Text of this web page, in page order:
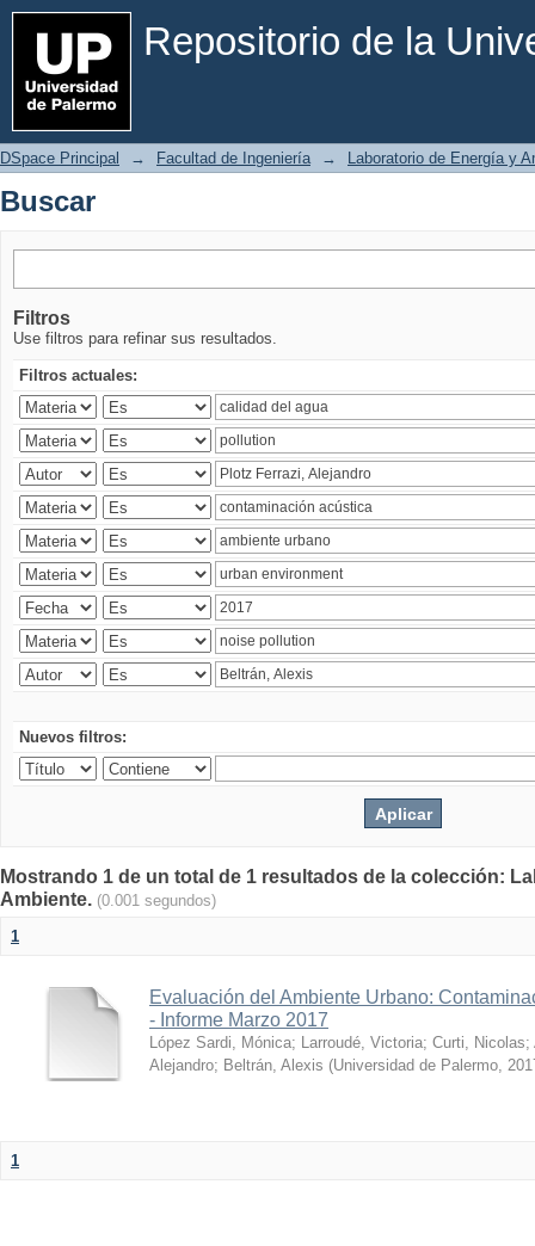
Repositorio de la
Buscar
DSpace Principal → Facultad de Ingeniería → Laboratorio de Energía y
Buscar
Filtros
Use filtros para refinar sus resultados.
Filtros actuales:
Nuevos filtros:
Mostrando 1 de un total de 1 resultados de la colección:
Ambiente. (0.001 segundos)
1
Evaluación del Ambiente Urbano:
- Informe Marzo 2017
López Sardi, Mónica; Larroudé, Victoria; Curti, Nicolas;
Alejandro; Beltrán, Alexis (Universidad de Palermo,
1